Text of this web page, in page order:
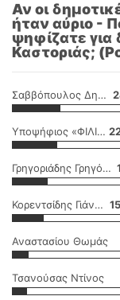
Αν οι
ήταν αύριο -
ψηφίζατε για
Καστοριάς;
Σαββόπουλος Δημήτρης
Υποψήφιος «ΦΙΛΙΚΗ ΕΤΑΙΡΕΙΑ»
Γρηγοριάδης Γρηγόρης
Κορεντσίδης Γιάννης
Αναστασίου Θωμάς
Τσανούσας Ντίνος